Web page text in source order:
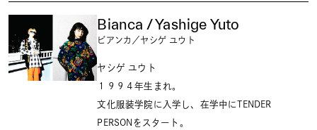
Bianca / Yashige Yuto
ビアンカ／ヤシゲ ユウト
ヤシゲ ユウト
１９９４年生まれ。
文化服装学院に入学し、在学中にTENDER
PERSONをスタート。